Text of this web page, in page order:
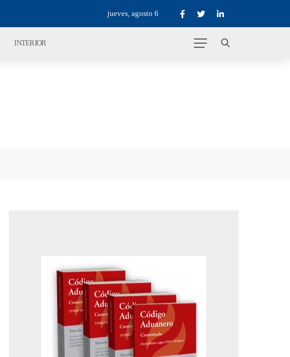
jueves, agosto 6
INTERIOR